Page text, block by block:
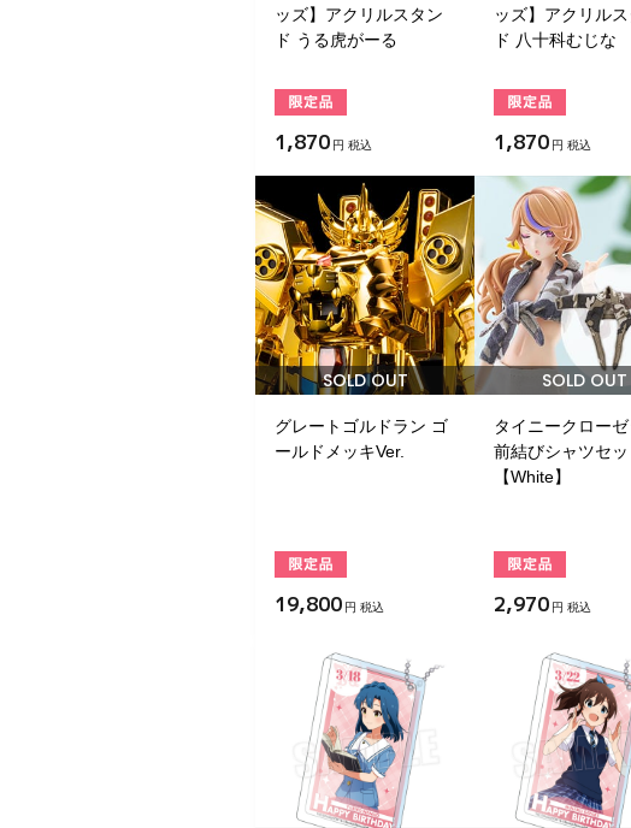
ッズ】アクリルスタン
ド うる虎がーる
1,870 円 税込
ッズ】アクリル
ド 八十科むじな
1,870 円 税込
SOLD OUT
グレートゴルドラン ゴ
ールドメッキVer.
19,800 円 税込
SOLD OUT
タイニークローゼ
前結びシャツセッ
【White】
2,970 円 税込